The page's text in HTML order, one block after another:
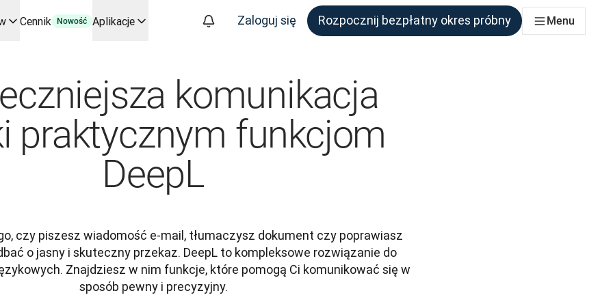
zastosowań i integracji
Rozmowa ze Slatorem
API
Cennik Nowość Aplikacje Zaloguj się Rozpocznij bezpłatny okres próbny Menu
komunikacja
praktycznym funkcjom
DeepL
czy piszesz wiadomość e-mail, tłumaczysz dokument czy poprawiasz
o jasny i skuteczny przekaz. DeepL to kompleksowe rozwiązanie do
Znajdziesz w nim funkcje, które pomogą Ci komunikować się w
sposób pewny i precyzyjny.